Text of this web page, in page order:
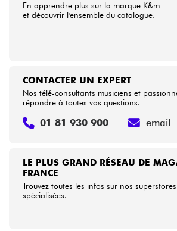
Packs
En apprendre plus sur la marque K&m
et découvrir l'ensemble du catalogue.
LE PLUS GRAND RÉSEAU DE
FRANCE
Trouvez toutes les infos sur nos
spécialisées.
CONTACTER UN EXPERT
Nos télé-consultants musiciens et
répondre à toutes vos questions.
01 81 930 900 email